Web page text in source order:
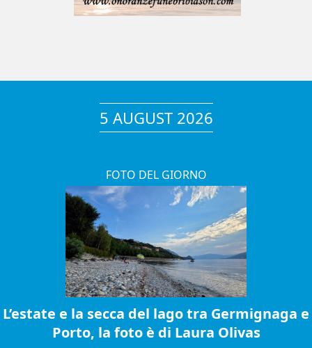
5 AUGUST 2026
FOTO DEL GIORNO
L’estate e la secca del lago tra Germignaga e
Porto, la foto è di Laura Olivas